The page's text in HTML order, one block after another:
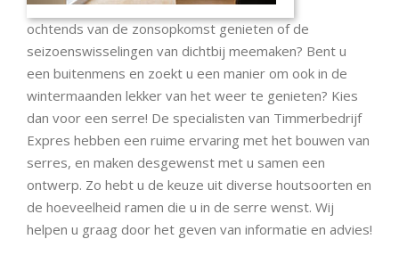
ochtends van de zonsopkomst genieten of de
seizoenswisselingen van dichtbij meemaken? Bent u
een buitenmens en zoekt u een manier om ook in de
wintermaanden lekker van het weer te genieten? Kies
dan voor een serre! De specialisten van Timmerbedrijf
Expres hebben een ruime ervaring met het bouwen van
serres, en maken desgewenst met u samen een
ontwerp. Zo hebt u de keuze uit diverse houtsoorten en
de hoeveelheid ramen die u in de serre wenst. Wij
helpen u graag door het geven van informatie en advies!